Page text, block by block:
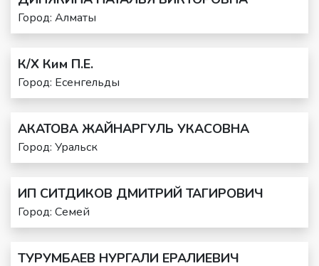
Город: Алматы
К/Х Ким П.Е.
Город: Есенгельды
АКАТОВА ЖАЙНАРГУЛЬ УКАСОВНА
Город: Уральск
ИП СИТДИКОВ ДМИТРИЙ ТАГИРОВИЧ
Город: Семей
ТУРУМБАЕВ НУРГАЛИ ЕРАЛИЕВИЧ